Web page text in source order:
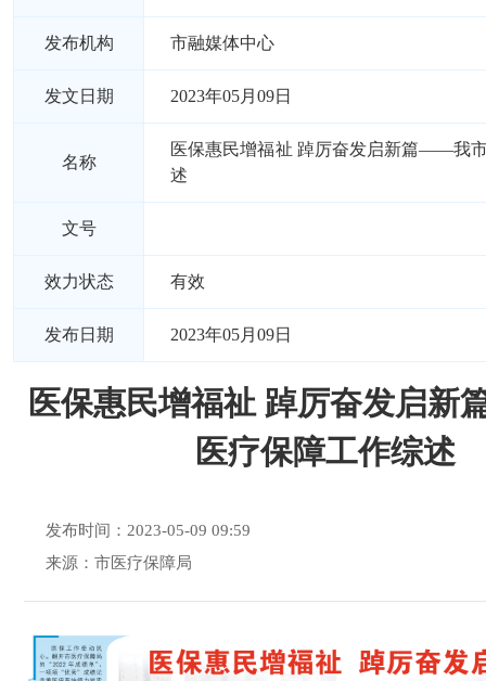
发布机构 市融媒体中心
发文日期 2023年05月09日
名称
医保惠民增福祉 踔厉奋发启新篇——我
述
文号
效力状态 有效
发布日期 2023年05月09日
医保惠民增福祉 踔厉奋发启
医疗保障工作综述
发布时间：2023-05-09 09:59
来源：市医疗保障局